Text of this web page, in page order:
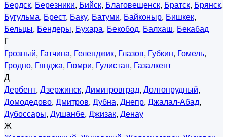
Бердск, Березники, Бийск, Благовещенск, Братск, Брянск,
Бугульма, Брест, Баку, Батуми, Байконыр, Бишкек,
Бельцы, Бендеры, Бухара, Бекобод, Балхаш, Бекабад
Г
Грозный, Гатчина, Геленджик, Глазов, Губкин, Гомель,
Гродно, Гянджа, Гюмри, Гулистан, Газалкент
Д
Дербент, Дзержинск, Димитровград, Долгопрудный,
Домодедово, Дмитров, Дубна, Днепр, Джалал-Абад,
Дубоссары, Душанбе, Джизак, Денау
Ж